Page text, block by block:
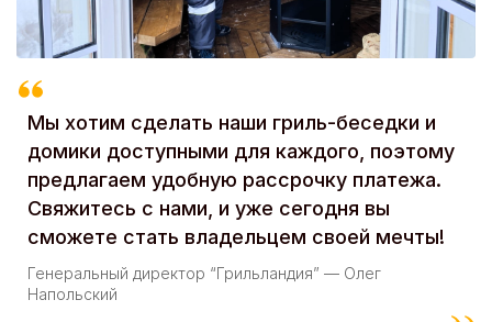
Мы хотим сделать наши гриль-беседки и
домики доступными для каждого, поэтому
предлагаем удобную рассрочку платежа.
Свяжитесь с нами, и уже сегодня вы
сможете стать владельцем своей мечты!
Генеральный директор “Грильландия” — Олег
Напольский